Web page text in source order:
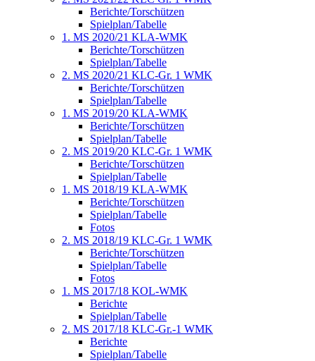
Berichte/Torschützen
Spielplan/Tabelle
1. MS 2020/21 KLA-WMK
Berichte/Torschützen
Spielplan/Tabelle
2. MS 2020/21 KLC-Gr. 1 WMK
Berichte/Torschützen
Spielplan/Tabelle
1. MS 2019/20 KLA-WMK
Berichte/Torschützen
Spielplan/Tabelle
2. MS 2019/20 KLC-Gr. 1 WMK
Berichte/Torschützen
Spielplan/Tabelle
1. MS 2018/19 KLA-WMK
Berichte/Torschützen
Spielplan/Tabelle
Fotos
2. MS 2018/19 KLC-Gr. 1 WMK
Berichte/Torschützen
Spielplan/Tabelle
Fotos
1. MS 2017/18 KOL-WMK
Berichte
Spielplan/Tabelle
2. MS 2017/18 KLC-Gr.-1 WMK
Berichte
Spielplan/Tabelle